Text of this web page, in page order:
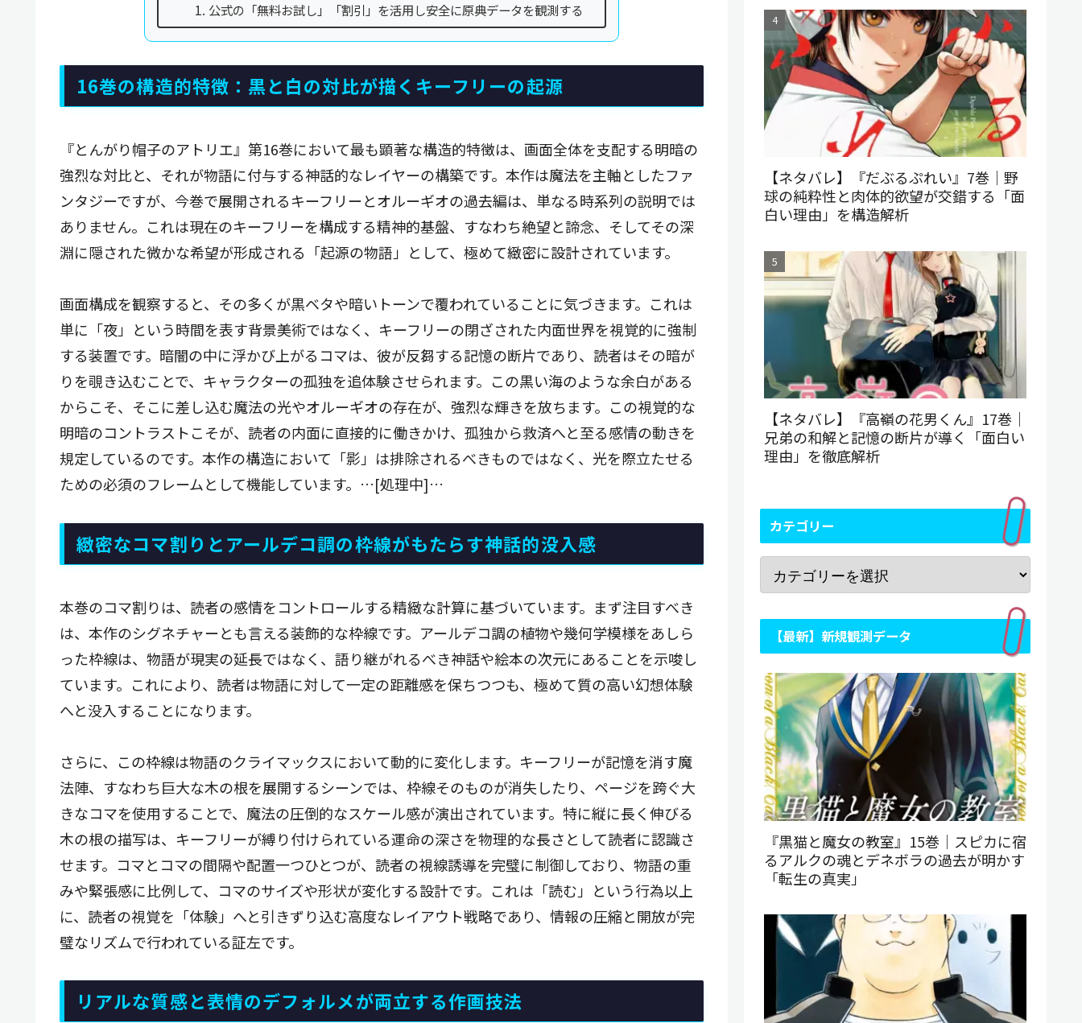
公式の「無料お試し」「割引」を活用し安全に原典データを観測する
16巻の構造的特徴：黒と白の対比が描くキーフリーの起源
『とんがり帽子のアトリエ』第16巻において最も顕著な構造的特徴は、画面全体を支配する明暗の
強烈な対比と、それが物語に付与する神話的なレイヤーの構築です。本作は魔法を主軸としたファ
ンタジーですが、今巻で展開されるキーフリーとオルーギオの過去編は、単なる時系列の説明では
ありません。これは現在のキーフリーを構成する精神的基盤、すなわち絶望と諦念、そしてその深
淵に隠された微かな希望が形成される「起源の物語」として、極めて緻密に設計されています。
画面構成を観察すると、その多くが黒ベタや暗いトーンで覆われていることに気づきます。これは
単に「夜」という時間を表す背景美術ではなく、キーフリーの閉ざされた内面世界を視覚的に強制
する装置です。暗闇の中に浮かび上がるコマは、彼が反芻する記憶の断片であり、読者はその暗が
りを覗き込むことで、キャラクターの孤独を追体験させられます。この黒い海のような余白がある
からこそ、そこに差し込む魔法の光やオルーギオの存在が、強烈な輝きを放ちます。この視覚的な
明暗のコントラストこそが、読者の内面に直接的に働きかけ、孤独から救済へと至る感情の動きを
規定しているのです。本作の構造において「影」は排除されるべきものではなく、光を際立たせる
ための必須のフレームとして機能しています。…[処理中]…
緻密なコマ割りとアールデコ調の枠線がもたらす神話的没入感
本巻のコマ割りは、読者の感情をコントロールする精緻な計算に基づいています。まず注目すべき
は、本作のシグネチャーとも言える装飾的な枠線です。アールデコ調の植物や幾何学模様をあしら
った枠線は、物語が現実の延長ではなく、語り継がれるべき神話や絵本の次元にあることを示唆し
ています。これにより、読者は物語に対して一定の距離感を保ちつつも、極めて質の高い幻想体験
へと没入することになります。
さらに、この枠線は物語のクライマックスにおいて動的に変化します。キーフリーが記憶を消す魔
法陣、すなわち巨大な木の根を展開するシーンでは、枠線そのものが消失したり、ページを跨ぐ大
きなコマを使用することで、魔法の圧倒的なスケール感が演出されています。特に縦に長く伸びる
木の根の描写は、キーフリーが縛り付けられている運命の深さを物理的な長さとして読者に認識さ
せます。コマとコマの間隔や配置一つひとつが、読者の視線誘導を完璧に制御しており、物語の重
みや緊張感に比例して、コマのサイズや形状が変化する設計です。これは「読む」という行為以上
に、読者の視覚を「体験」へと引きずり込む高度なレイアウト戦略であり、情報の圧縮と開放が完
璧なリズムで行われている証左です。
リアルな質感と表情のデフォルメが両立する作画技法
【ネタバレ】『だぶるぷれい』7巻｜野
球の純粋性と肉体的欲望が交錯する「面
白い理由」を構造解析
【ネタバレ】『高嶺の花男くん』17巻｜
兄弟の和解と記憶の断片が導く「面白い
理由」を徹底解析
カテゴリー
【最新】新規観測データ
『黒猫と魔女の教室』15巻｜スピカに宿
るアルクの魂とデネボラの過去が明かす
「転生の真実」